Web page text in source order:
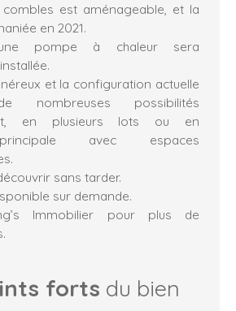
est aménageable, et la
en 2021.
pompe à chaleur sera
et la configuration actuelle
nombreuses possibilités
en plusieurs lots ou en
avec espaces
sans tarder.
sur demande.
Immobilier pour plus de
forts du bien